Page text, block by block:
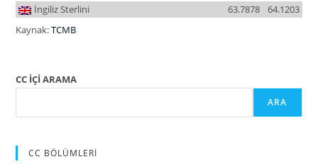
İngiliz Sterlini
64.1203
63.7878
Kaynak:TCMB
CC İÇİ ARAMA
ARA
CC BÖLÜMLERİ